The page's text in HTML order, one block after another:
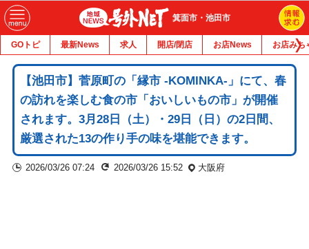
箕面市・池田市
GOトピ 最新News 求人 開店/閉店 お店News お店みち
【池田市】菅原町の「縁市 -KOMINKA-」にて、春
の訪れを楽しむ食の市「おいしいもの市」が開催
されます。3月28日（土）・29日（日）の2日間、
厳選された13の作り手の味を堪能できます。
2026/03/26 07:24 2026/03/26 15:52 大阪府